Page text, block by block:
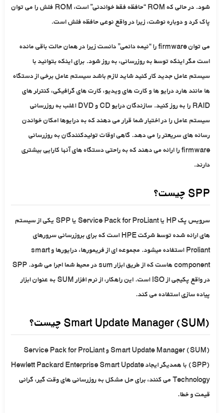
شود. در حالی که ROM “حافظه فقط خواندنی” است، ROM فلش را می توان
پاک کرد و دوباره نوشت، زیرا در واقع نوعی حافظه فلش است.
می توان firmware را “نیمه دائمی” دانست زیرا در همان حالت باقی مانده
است مگر اینکه توسط به روزرسانی، به روز شود. برای اینکه بتوانید با
سیستم عامل جدید کار کنید شاید لازم باشد سیستم عامل برخی از دستگاه
ها مانند هارد درایو ها و کارت های ویدیو، کارت های گرافیکی، کنترلر های
RAID را به روز کنید. سازندگان درایو CD و DVD اغلب به روزرسانی
سیستم عامل را در اختیار شما قرار می دهند که به درایوها امکان خواندن
رسانه های سریعتر را می دهد. گاهی اوقات تولیدکنندگان به روزرسانی
firmware را ارائه می دهند که به راحتی دستگاه های آنها کارایی بیشتری
دارند.
SPP چیست؟
سرویس پک HP یا Service Pack for ProLiant یا SPP یکی از سیستم
های ارائه شده توسط شرکت HPE است که برای بروزرسانی سرورهای
Proliant استفاده میشود. مجموعه ای از فریمورها، درایورها و smart
component هاست که از طریق ابزار sum در محیط شما اجرا می شود. SPP
در واقع پکیجی از ISO است. این راهکار، از نرم افزار SUM به عنوان ابزار
پیاده سازی استفاده می کند.
Smart Update Manager (SUM) چیست؟
Smart Update Manager (SUM) و Service Pack for ProLiant
(SPP) با همدیگر ایجاد Hewlett Packard Enterprise Smart Update
Technology می کنند، برای حل مشکل به روزرسانی های وقت گیر، گرانی
قیمت و خطا.